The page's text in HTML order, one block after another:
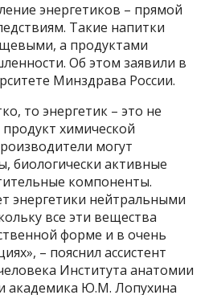
энергетиков – прямой
Такие напитки
а продуктами
Об этом заявили в
Минздрава России.
то энергетик – это не
химической
могут
биологически активные
компоненты.
энергетики нейтральными
все эти вещества
форме и в очень
– пояснил ассистент
Института анатомии
академика Ю.М. Лопухина